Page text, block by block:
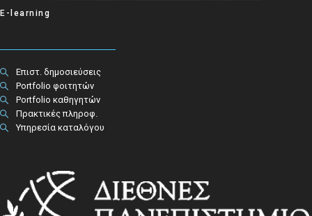
E-learning
Επιστ. δημοσιεύσεις
Portfolio φοιτητών
Portfolio καθηγητών
Πρακτικές πληροφ.​
Υπηρεσία καταλόγου